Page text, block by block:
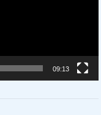
09:13